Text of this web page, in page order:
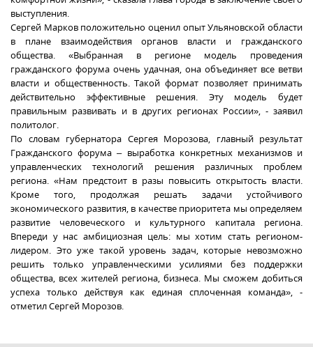
выступления.
Сергей Марков положительно оценил опыт Ульяновской области
в плане взаимодействия органов власти и гражданского
общества. «Выбранная в регионе модель проведения
гражданского форума очень удачная, она объединяет все ветви
власти и общественность. Такой формат позволяет принимать
действительно эффективные решения. Эту модель будет
правильным развивать и в других регионах России», - заявил
политолог.
По словам губернатора Сергея Морозова, главный результат
Гражданского форума – выработка конкретных механизмов и
управленческих технологий решения различных проблем
региона. «Нам предстоит в разы повысить открытость власти.
Кроме того, продолжая решать задачи устойчивого
экономического развития, в качестве приоритета мы определяем
развитие человеческого и культурного капитала региона.
Впереди у нас амбициозная цель: мы хотим стать регионом-
лидером. Это уже такой уровень задач, которые невозможно
решить только управленческими усилиями без поддержки
общества, всех жителей региона, бизнеса. Мы сможем добиться
успеха только действуя как единая сплоченная команда», -
отметил Сергей Морозов.